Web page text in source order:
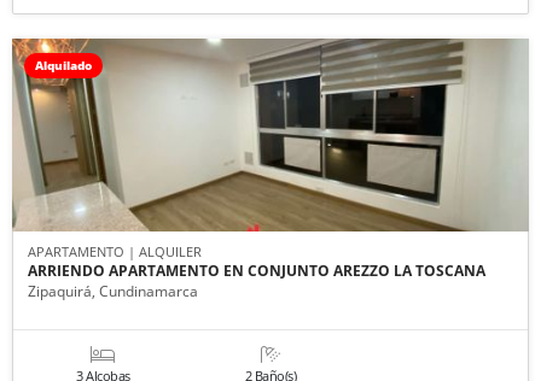
Alquilado
APARTAMENTO | ALQUILER
ARRIENDO APARTAMENTO EN CONJUNTO AREZZO LA TOSCANA
Zipaquirá, Cundinamarca
3 Alcobas 2 Baño(s)